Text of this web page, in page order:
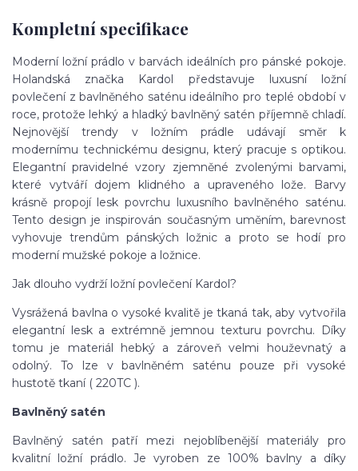
Kompletní specifikace
Moderní ložní prádlo v barvách ideálních pro pánské pokoje.
Holandská značka Kardol představuje luxusní ložní
povlečení z bavlněného saténu ideálního pro teplé období v
roce, protože lehký a hladký bavlněný satén příjemně chladí.
Nejnovější trendy v ložním prádle udávají směr k
modernímu technickému designu, který pracuje s optikou.
Elegantní pravidelné vzory zjemněné zvolenými barvami,
které vytváří dojem klidného a upraveného lože. Barvy
krásně propojí lesk povrchu luxusního bavlněného saténu.
Tento design je inspirován současným uměním, barevnost
vyhovuje trendům pánských ložnic a proto se hodí pro
moderní mužské pokoje a ložnice.
Jak dlouho vydrží ložní povlečení Kardol?
Vysrážená bavlna o vysoké kvalitě je tkaná tak, aby vytvořila
elegantní lesk a extrémně jemnou texturu povrchu. Díky
tomu je materiál hebký a zároveň velmi houževnatý a
odolný. To lze v bavlněném saténu pouze při vysoké
hustotě tkaní ( 220TC ).
Bavlněný satén
Bavlněný satén patří mezi nejoblíbenější materiály pro
kvalitní ložní prádlo. Je vyroben ze 100% bavlny a díky